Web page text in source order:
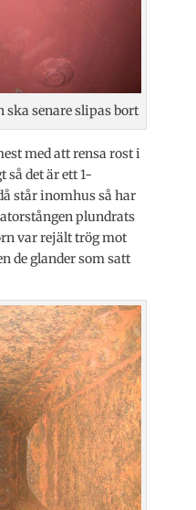
ska senare slipas bort
med att rensa rost i
så det är ett 1-
står inomhus så har
plundrats
var rejält trög mot
de glander som satt